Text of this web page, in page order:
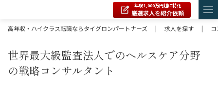
年収1,000万円超に特化
厳選求人を紹介依頼
高年収・ハイクラス転職ならタイグロンパートナーズ
| 求人を探す |
世界最大級監査法人でのヘルスケア分野
の戦略コンサルタント